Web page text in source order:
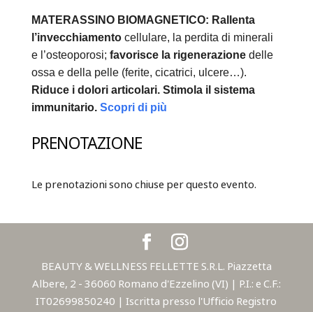
MATERASSINO BIOMAGNETICO: Rallenta
l’invecchiamentocellulare, la perdita di minerali
e l’osteoporosi; favorisce la rigenerazionedelle
ossa e della pelle (ferite, cicatrici, ulcere…).
Riduce i dolori articolari. Stimola il sistema
immunitario. Scopri di più
PRENOTAZIONE
Le prenotazioni sono chiuse per questo evento.
BEAUTY & WELLNESS FELLETTE S.R.L. Piazzetta
Albere, 2 - 36060 Romano d'Ezzelino (VI) | P.I.: e C.F.:
IT02699850240 | Iscritta presso l'Ufficio Registro